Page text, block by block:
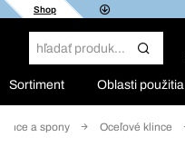
Shop
Sortiment Oblasti použitia
a spony Oceľové klince